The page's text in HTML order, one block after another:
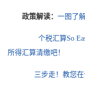
政策解读： 一图了
个税汇算So
所得汇算清缴吧！
三步走！教您